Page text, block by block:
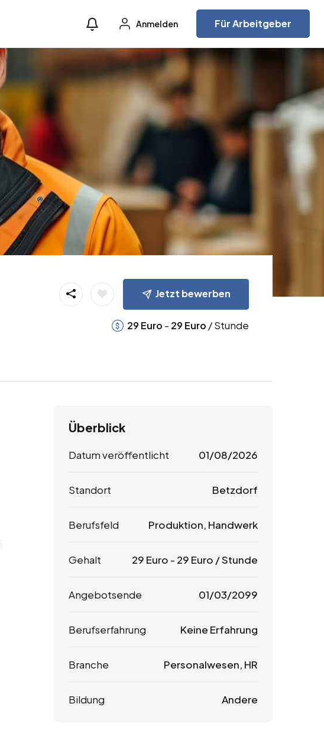
Anmelden Für Arbeitgeber
Jetzt bewerben
29 Euro - 29 Euro / Stunde
Überblick
Datum veröffentlicht 01/08/2026
Standort Betzdorf
Berufsfeld Produktion, Handwerk
Gehalt 29 Euro - 29 Euro / Stunde
Angebotsende 01/03/2099
Berufserfahrung Keine Erfahrung
Branche Personalwesen, HR
Bildung Andere